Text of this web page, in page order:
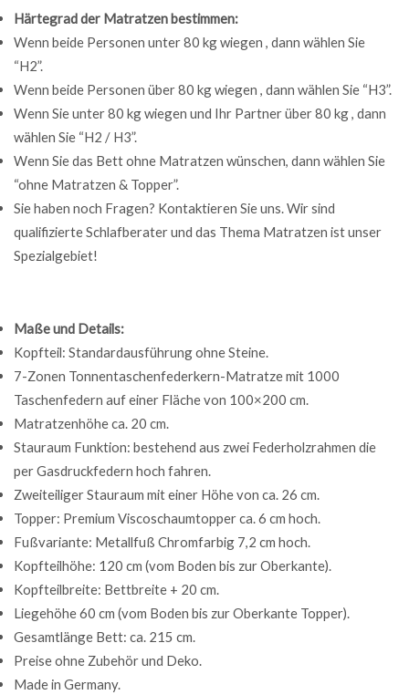
Härtegrad der Matratzen bestimmen:
Wenn beide Personen unter 80 kg wiegen , dann wählen Sie
“H2”.
Wenn beide Personen über 80 kg wiegen , dann wählen Sie “H3”.
Wenn Sie unter 80 kg wiegen und Ihr Partner über 80 kg , dann
wählen Sie “H2 / H3”.
Wenn Sie das Bett ohne Matratzen wünschen, dann wählen Sie
“ohne Matratzen & Topper”.
Sie haben noch Fragen? Kontaktieren Sie uns. Wir sind
qualifizierte Schlafberater und das Thema Matratzen ist unser
Spezialgebiet!
Maße und Details:
Kopfteil: Standardausführung ohne Steine.
7-Zonen Tonnentaschenfederkern-Matratze mit 1000
Taschenfedern auf einer Fläche von 100×200 cm.
Matratzenhöhe ca. 20 cm.
Stauraum Funktion: bestehend aus zwei Federholzrahmen die
per Gasdruckfedern hoch fahren.
Zweiteiliger Stauraum mit einer Höhe von ca. 26 cm.
Topper: Premium Viscoschaumtopper ca. 6 cm hoch.
Fußvariante: Metallfuß Chromfarbig 7,2 cm hoch.
Kopfteilhöhe: 120 cm (vom Boden bis zur Oberkante).
Kopfteilbreite: Bettbreite + 20 cm.
Liegehöhe 60 cm (vom Boden bis zur Oberkante Topper).
Gesamtlänge Bett: ca. 215 cm.
Preise ohne Zubehör und Deko.
Made in Germany.